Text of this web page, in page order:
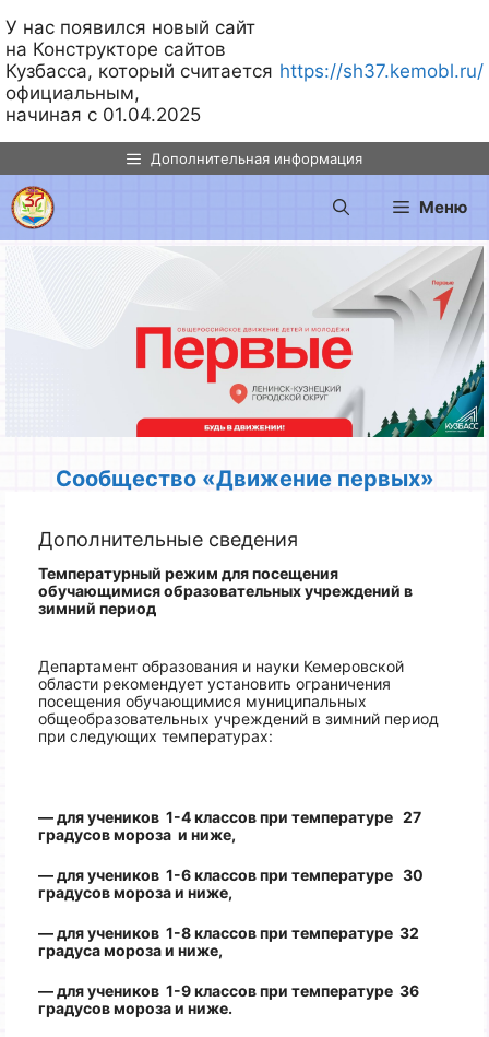
У нас появился новый сайт
на Конструкторе сайтов
Кузбасса, который считается
официальным,
начиная с 01.04.2025
https://sh37.kemobl.ru/
к
содержимому
Дополнительная информация
Меню
Сообщество «Движение первых»
Дополнительные сведения
Температурный режим для посещения
обучающимися образовательных учреждений в
зимний период
Департамент образования и науки Кемеровской
области рекомендует установить ограничения
посещения обучающимися муниципальных
общеобразовательных учреждений в зимний период
при следующих температурах:
— для учеников 1-4 классов при температуре 27
градусов мороза и ниже,
— для учеников 1-6 классов при температуре 30
градусов мороза и ниже,
— для учеников 1-8 классов при температуре 32
градуса мороза и ниже,
— для учеников 1-9 классов при температуре 36
градусов мороза и ниже.